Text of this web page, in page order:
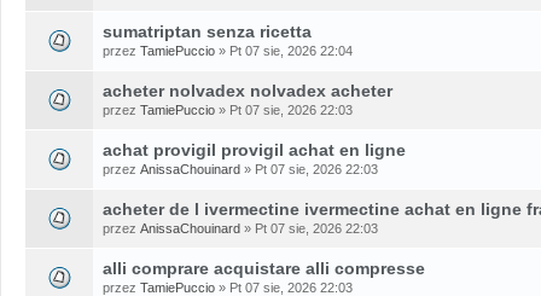
sumatriptan senza ricetta
przez TamiePuccio » Pt 07 sie, 2026 22:04
acheter nolvadex nolvadex acheter
przez TamiePuccio » Pt 07 sie, 2026 22:03
achat provigil provigil achat en ligne
przez AnissaChouinard » Pt 07 sie, 2026 22:03
acheter de l ivermectine ivermectine achat en ligne
przez AnissaChouinard » Pt 07 sie, 2026 22:03
alli comprare acquistare alli compresse
przez TamiePuccio » Pt 07 sie, 2026 22:03